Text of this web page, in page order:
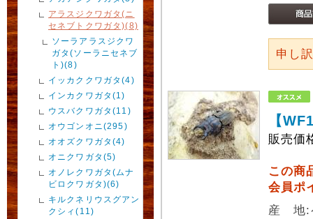
アラスジクワガタ(ニ
セネブトクワガタ)(8)
ソーラアラスジクワ
ガタ(ソーラニセネブ
ト)(8)
イッカククワガタ(4)
インカクワガタ(1)
ウスバクワガタ(11)
オウゴンオニ(295)
オオズクワガタ(4)
オニクワガタ(5)
オノレクワガタ(ムナ
ビロクワガタ)(6)
キルクネリウスグアン
クシィ(11)
申し
【
販売価
この商
会員ポ
産 地: